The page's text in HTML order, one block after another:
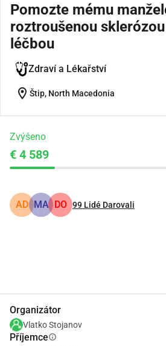
Pomozte mému
roztroušenou
léčbou
Zdraví a Lékařství
location_on Štip, North Macedonia
Zvýšeno
€ 4 589
AD MA DO 99 Lidé Darovali
Organizátor
Vlatko Stojanov
Příjemceinfo